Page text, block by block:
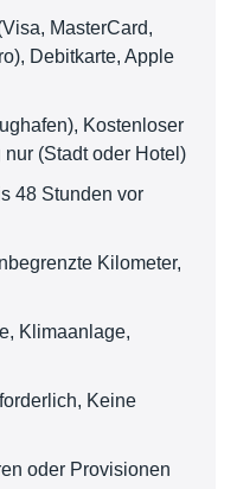
MasterCard,
Debitkarte, Apple
Kostenloser
(Stadt oder Hotel)
48 Stunden vor
Kilometer,
Klimaanlage,
Keine
oder Provisionen